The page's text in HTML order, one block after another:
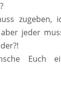
zugeben,
jeder
Euch